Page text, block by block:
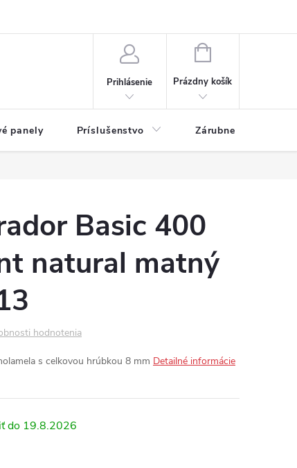
údajov
Prihlásenie
NÁKUPNÝ KOŠÍK
Prázdny košík
panely Príslušenstvo Zárubne
Basic 400
natural matný
hodnotenia
s celkovou hrúbkou 8 mm Detailné informácie
19.8.2026